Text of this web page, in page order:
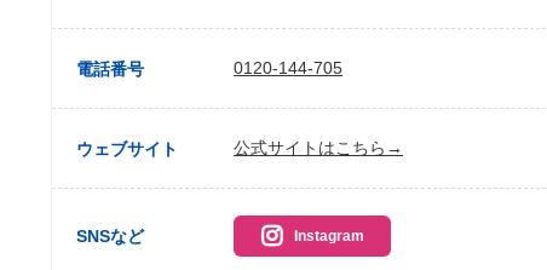
電話番号 0120-144-705
ウェブサイト 公式サイトはこちら→
SNSなど Instagram